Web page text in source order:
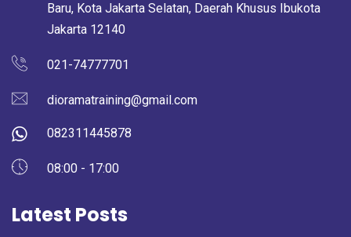
Baru, Kota Jakarta Selatan, Daerah Khusus Ibukota
Jakarta 12140
021-74777701
dioramatraining@gmail.com
082311445878
08:00 - 17:00
Latest Posts